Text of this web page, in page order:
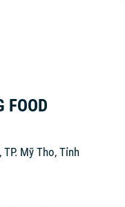
FOOD
Mỹ Tho, Tỉnh